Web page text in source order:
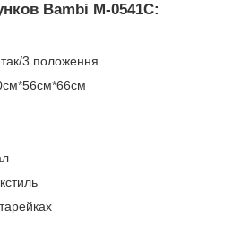
Bambi M-0541C:
3 положення